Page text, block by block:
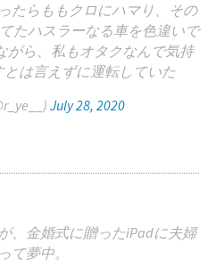
たらももクロにハマり、その
たハスラーなる車を色違いで
がら、私もオタクなんで気持
は言えずに運転していた
July 28, 2020
、金婚式に贈ったiPadに夫婦
て夢中。